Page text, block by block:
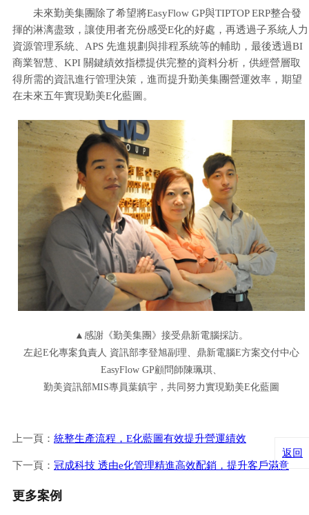
未來勤美集團除了希望將EasyFlow GP與TIPTOP ERP整合發
揮的淋漓盡致，讓使用者充份感受E化的好處，再透過子系統人力
資源管理系統、APS 先進規劃與排程系統等的輔助，最後透過BI
商業智慧、KPI 關鍵績效指標提供完整的資料分析，供經營層取
得所需的資訊進行管理決策，進而提升勤美集團營運效率，期望
在未來五年實現勤美E化藍圖。
▲感謝《勤美集團》接受鼎新電腦採訪。
左起E化專案負責人 資訊部李登旭副理、鼎新電腦E方案交付中心
EasyFlow GP顧問師陳珮琪、
勤美資訊部MIS專員葉鎮宇，共同努力實現勤美E化藍圖
上一頁： 統整生產流程，E化藍圖有效提升營運績效
下一頁： 冠成科技 透由e化管理精進高效配銷，提升客戶滿意
返回
更多案例